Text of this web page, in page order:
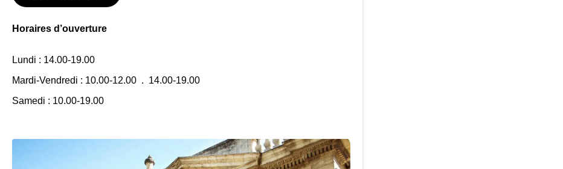
Horaires d’ouverture
Lundi : 14.00-19.00
Mardi-Vendredi : 10.00-12.00 . 14.00-19.00
Samedi : 10.00-19.00